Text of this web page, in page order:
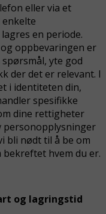
eller via et
en periode.
oppbevaringen er
yte god
der det er relevant. I
i identiteten din,
spesifikke
dine rettigheter
personopplysninger
bli nødt til å be om
hvem du er.
og lagringstid